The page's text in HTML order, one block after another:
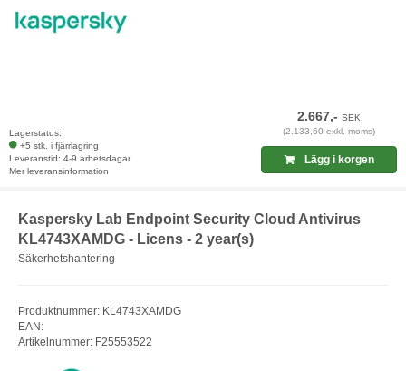
Lagerstatus:
+5 stk. i fjärrlagring
Leveranstid: 4-9 arbetsdagar
Mer leveransinformation
2.667,-SEK
(2.133,60 exkl. moms)
Lägg i korgen
Kaspersky Lab Endpoint Security Cloud Antivirus
KL4743XAMDG - Licens - 2 year(s)
Säkerhetshantering
Produktnummer: KL4743XAMDG
EAN:
Artikelnummer: F25553522